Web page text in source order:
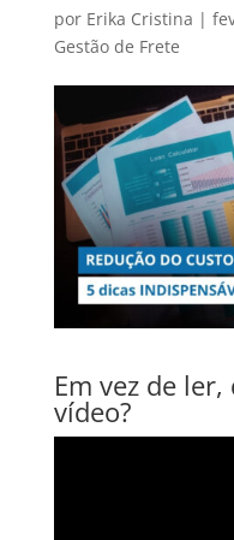
por Erika Cristina |
Gestão de Frete
Em vez de
vídeo?